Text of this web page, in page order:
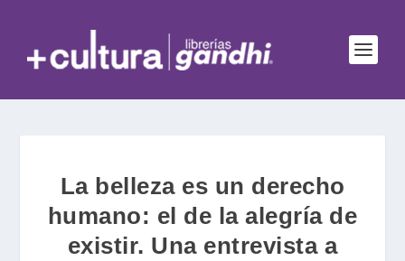
La belleza es un derecho
humano: el de la alegría de
existir. Una entrevista a